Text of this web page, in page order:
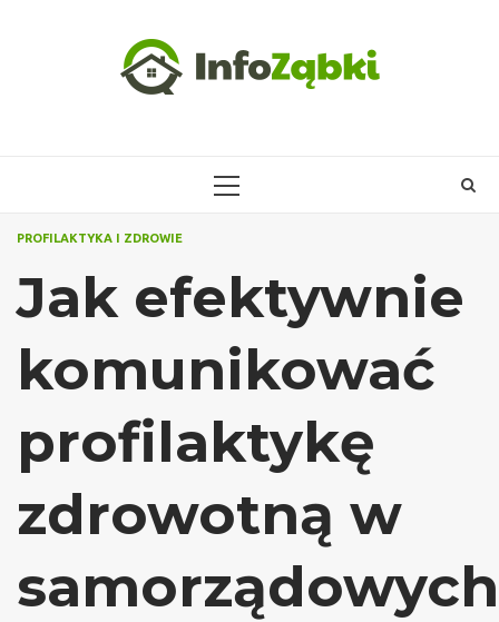
PRIMARY
PROFILAKTYKA I ZDROWIE
Jak efektywnie
komunikować
profilaktykę
zdrowotną w
samorządowych